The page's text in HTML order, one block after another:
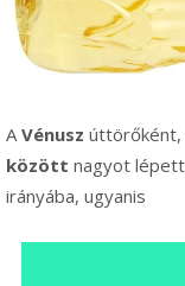
A Vénusz úttörőként,
között nagyot
irányába, ugyanis